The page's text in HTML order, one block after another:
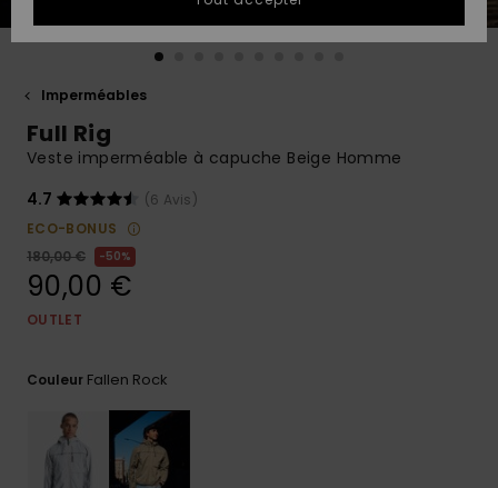
conversation
à votre
Démarrer
les plus
et notre
de
contact.
Imperméables
Full Rig
Veste imperméable à capuche Beige Homme
4.7
(6 Avis)
ECO-BONUS
180,00 €
50%
90,00 €
OUTLET
Couleur Fallen Rock